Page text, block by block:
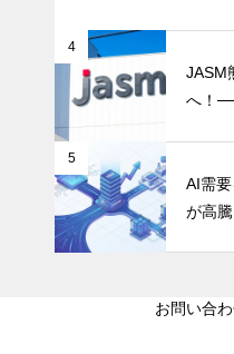
4
JASM
へ！
5
AI需
が高
お問い合